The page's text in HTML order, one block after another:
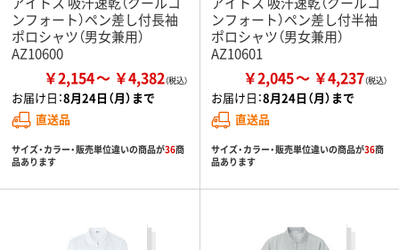
ンフォート）ペン差し付長袖
ポロシャツ（男女兼用）
AZ10600
￥2,154 ￥4,382
お届け日：8月24日（月）まで
直送品
サイズ・カラー・販売単位違いの商品が36商
品あります
ンフォート）ペン差し付半袖
ポロシャツ（男女兼用）
AZ10601
￥2,045 ￥4,237
お届け日：8月24日（月）まで
直送品
サイズ・カラー・販売単位違いの商品が36商
品あります